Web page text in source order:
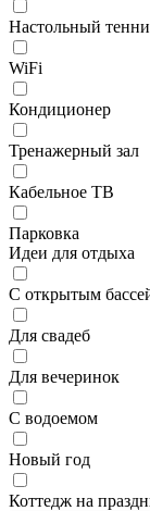
Настольный
WiFi
Кондиционер
Тренажерный зал
Кабельное ТВ
Парковка
Идеи для отдыха
С открытым
Для свадеб
Для вечеринок
С водоемом
Новый год
Коттедж на